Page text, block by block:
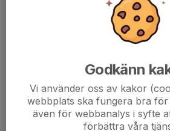
Godkänn
Vi använder oss av kakor
webbplats ska fungera bra för
även för webbanalys i syfte
förbättra våra